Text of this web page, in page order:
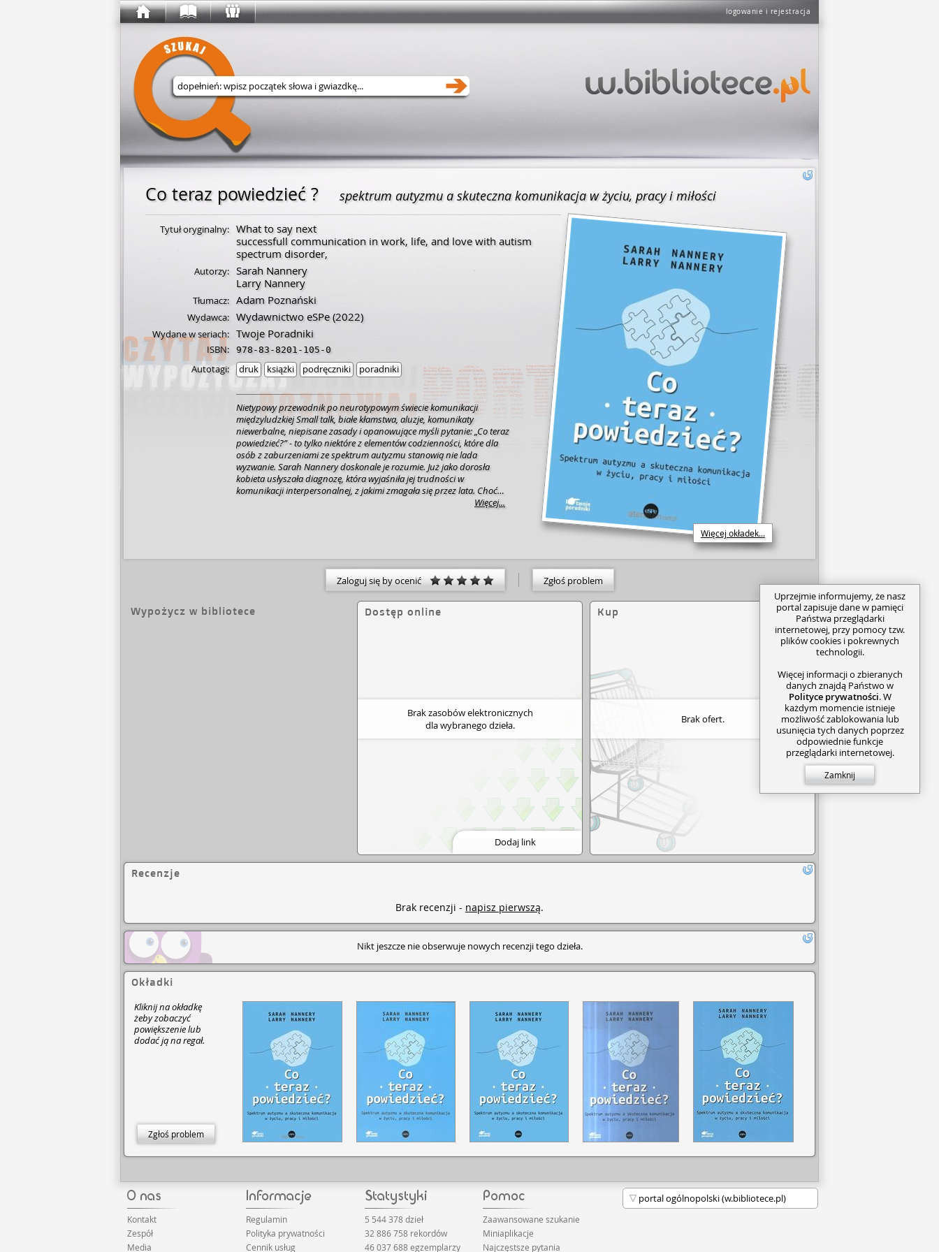
logowanie i rejestracja
Wyszukaj w serwisie
Co teraz powiedzieć ? spektrum autyzmu a skuteczna komunikacja w życiu, pracy i miłości
Więcej okładek...
Tytuł oryginalny: What to say next
successfull communication in work, life, and love with autism
spectrum disorder,
Autorzy: Sarah Nannery
Larry Nannery
Tłumacz: Adam Poznański
Wydawca: Wydawnictwo eSPe(2022)
Wydane w seriach: Twoje Poradniki
ISBN: 978-83-8201-105-0
Autotagi: druk książki podręczniki poradniki
Nietypowy przewodnik po neurotypowym świecie komunikacji
międzyludzkiej Small talk, białe kłamstwa, aluzje, komunikaty
niewerbalne, niepisane zasady i opanowujące myśli pytanie: „Co teraz
powiedzieć?” - to tylko niektóre z elementów codzienności, które dla
osób z zaburzeniami ze spektrum autyzmu stanowią nie lada
wyzwanie. Sarah Nannery doskonale je rozumie. Już jako dorosła
kobieta usłyszała diagnozę, która wyjaśniła jej trudności w
komunikacji interpersonalnej, z jakimi zmagała się przez lata. Choć
spektrum autyzmu skomplikowało jej karierę naukową i zawodową, a
trudnościami komunikacyjnymi i opracowała szczegółowy ich opis, z
którego skorzystać mogą nie tylko osoby zmagające się z zespołem
Aspergera i innymi zaburzeniami ze spektrum autyzmu. Książka
życiu z osobami z autyzmem. Polecam ją także jako wartościowe
opracowanie dla profesjonalistów zajmujących się problematyką
Więcej...
Zaloguj się by ocenić Zgłoś problem
Wypożycz w bibliotece Dostęp online
Brak zasobów elektronicznych
dla wybranego dzieła.
Dodaj link
Kup
Brak ofert.
Recenzje
Brak recenzji - napisz pierwszą.
Nikt jeszcze nie obserwuje nowych recenzji tego dzieła.
Okładki
Kliknij na okładkę
żeby zobaczyć
powiększenie lub
dodać ją na regał.
Zgłoś problem
Kontakt
Zespół
Media
Regulamin
Polityka prywatności
Cennik usług
5 544 378 dzieł
32 886 758 rekordów
46 037 688 egzemplarzy
Zaawansowane szukanie
Miniaplikacje
Najczęstsze pytania
Uprzejmie informujemy, że nasz
portal zapisuje dane w pamięci
Państwa przeglądarki
internetowej, przy pomocy tzw.
plików cookies i pokrewnych
technologii.
Więcej informacji o zbieranych
danych znajdą Państwo w
Polityce prywatności. W
każdym momencie istnieje
możliwość zablokowania lub
usunięcia tych danych poprzez
odpowiednie funkcje
przeglądarki internetowej.
Zamknij